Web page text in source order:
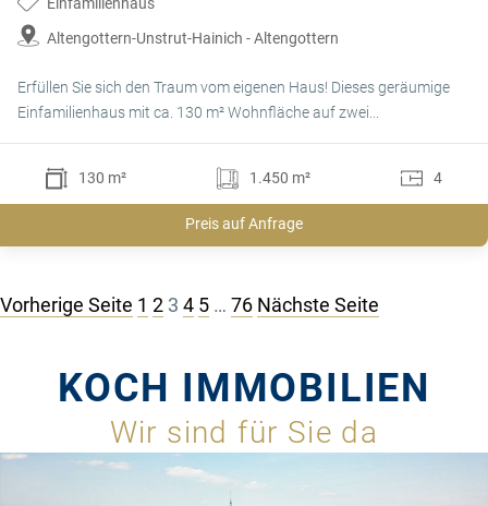
Einfamilienhaus
Altengottern-Unstrut-Hainich - Altengottern
Erfüllen Sie sich den Traum vom eigenen Haus! Dieses geräumige
Einfamilienhaus mit ca. 130 m² Wohnfläche auf zwei...
130 m² 1.450 m² 4
Preis auf Anfrage
Seitennummerierung
Beiträge
Vorherige Seite 1 2 3 4 5 … 76 Nächste Seite
KOCH IMMOBILIEN
Wir sind für Sie da